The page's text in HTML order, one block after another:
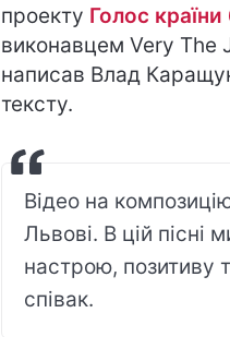
проекту Голос країни
виконавцем Very The
написав Влад
тексту.
Відео на
Львові. В цій пісні
настрою, позитиву
співак.